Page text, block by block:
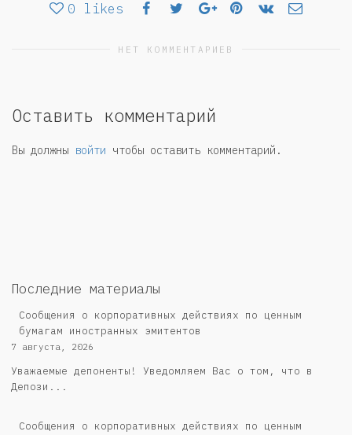
0 likes
НЕТ КОММЕНТАРИЕВ
Оставить комментарий
Вы должны войти чтобы оставить комментарий.
Последние материалы
Сообщения о корпоративных действиях по ценным
бумагам иностранных эмитентов
7 августа, 2026
Уважаемые депоненты! Уведомляем Вас о том, что в
Депози...
Сообщения о корпоративных действиях по ценным